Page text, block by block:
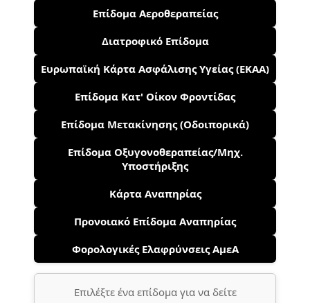
Επίδομα Αεροθεραπείας
Διατροφικό Επίδομα
Ευρωπαϊκή Κάρτα Ασφάλισης Υγείας (ΕΚΑΑ)
Επίδομα Κατ' Οίκον Φροντίδας
Επίδομα Μετακίνησης (Οδοιπορικά)
Επίδομα Οξυγονοθεραπείας/Μηχ.
Υποστήριξης
Κάρτα Αναπηρίας
Προνοιακό Επίδομα Αναπηρίας
Φορολογικές Ελαφρύνσεις ΑμεΑ
Επιλέξτε ένα επίδομα για να δείτε